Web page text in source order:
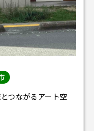
つながるアート空